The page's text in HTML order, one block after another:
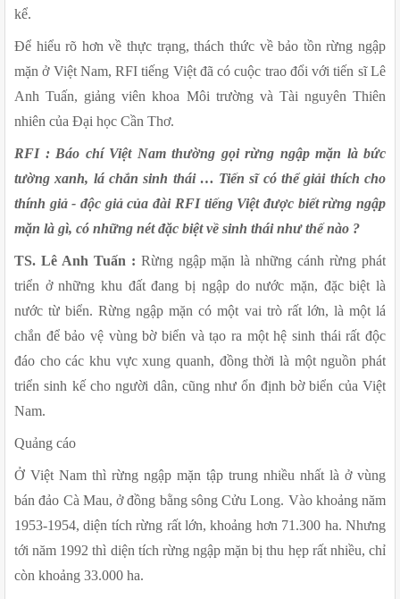
kể.
Để hiểu rõ hơn về thực trạng, thách thức về bảo tồn rừng ngập
mặn ở Việt Nam, RFI tiếng Việt đã có cuộc trao đổi với tiến sĩ Lê
Anh Tuấn, giảng viên khoa Môi trường và Tài nguyên Thiên
nhiên của Đại học Cần Thơ.
RFI : Báo chí Việt Nam thường gọi rừng ngập mặn là bức
tường xanh, lá chắn sinh thái … Tiến sĩ có thể giải thích cho
thính giả - độc giả của đài RFI tiếng Việt được biết rừng ngập
mặn là gì, có những nét đặc biệt về sinh thái như thế nào ?
TS. Lê Anh Tuấn : Rừng ngập mặn là những cánh rừng phát
triển ở những khu đất đang bị ngập do nước mặn, đặc biệt là
nước từ biển. Rừng ngập mặn có một vai trò rất lớn, là một lá
chắn để bảo vệ vùng bờ biển và tạo ra một hệ sinh thái rất độc
đáo cho các khu vực xung quanh, đồng thời là một nguồn phát
triển sinh kế cho người dân, cũng như ổn định bờ biển của Việt
Nam.
Quảng cáo
Ở Việt Nam thì rừng ngập mặn tập trung nhiều nhất là ở vùng
bán đảo Cà Mau, ở đồng bằng sông Cửu Long. Vào khoảng năm
1953-1954, diện tích rừng rất lớn, khoảng hơn 71.300 ha. Nhưng
tới năm 1992 thì diện tích rừng ngập mặn bị thu hẹp rất nhiều, chỉ
còn khoảng 33.000 ha.